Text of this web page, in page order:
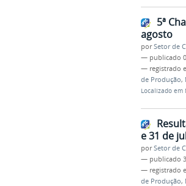
5ª
agosto
porSetor de
— publicado
— registrado
de Produção,
Localizado em
e 31 de
porSetor de
— publicado
— registrado
de Produção,